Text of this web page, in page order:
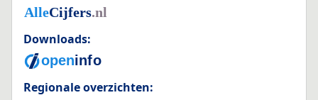
Downloads:
Regionale overzichten: